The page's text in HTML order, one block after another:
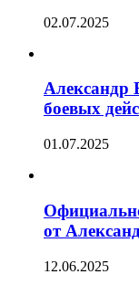
02.07.2025
Александр
боевых
01.07.2025
от
12.06.2025